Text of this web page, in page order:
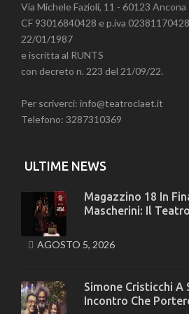
Via Michele Fazioli, 11 - 60123 Ancona
CF 93016840428 e p.iva
22/01/1987
e iscritta al RUNTS
con decreto n. 223 del 21/09/22.
Per scriverci: info@teatroclaet.it
Telefono: 3287310369
ULTIME NEWS
Magazzino 18 In
Mascherini: Il
AGOSTO 5, 2026
Simone Cristicchi A
Incontro Che